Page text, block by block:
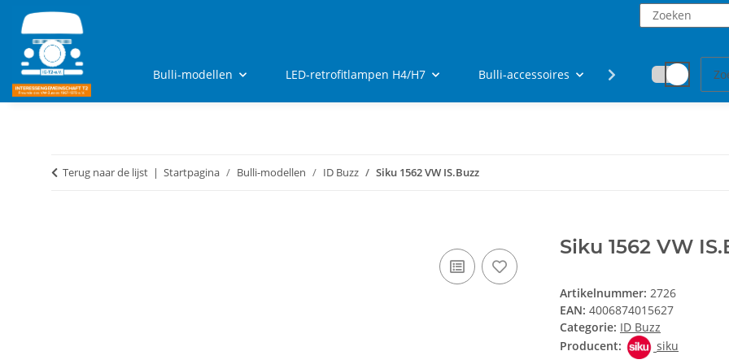
Bulli-modellen LED-retrofitlampen H4/H7 Bulli-accessoires fanartikelen
Terug naar de lijst Startpagina Bulli-modellen ID Buzz Siku 1562 VW IS.Buzz
Siku 1562 VW
Artikelnummer: 2726
EAN: 4006874015627
Categorie: ID Buzz
Producent:
siku